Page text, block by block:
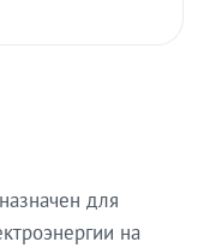
для
на